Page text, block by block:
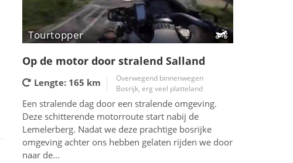
Tourtopper
Op de motor door stralend Salland
Lengte: 165 km
Overwegend binnenwegen
Bosrijk, erg veel platteland
Een stralende dag door een stralende omgeving.
Deze schitterende motorroute start nabij de
Lemelerberg. Nadat we deze prachtige bosrijke
omgeving achter ons hebben gelaten rijden we door
naar de...